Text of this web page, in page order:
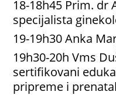
18-18h45 Prim. dr
specijalista
19-19h30 Anka
19h30-20h Vms
sertifikovani
pripreme i